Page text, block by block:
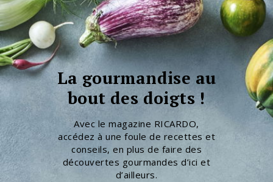
La gourmandise au
bout des doigts !
Avec le magazine RICARDO,
accédez à une foule de recettes et
conseils, en plus de faire des
découvertes gourmandes d’ici et
d’ailleurs.